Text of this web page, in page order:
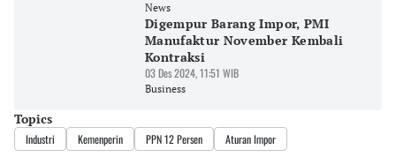
News
Digempur Barang Impor, PMI
Manufaktur November Kembali
Kontraksi
03 Des 2024, 11:51 WIB
Business
Topics
Industri Kemenperin PPN 12 Persen Aturan Impor